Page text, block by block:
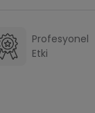
Profesyonel
Etki